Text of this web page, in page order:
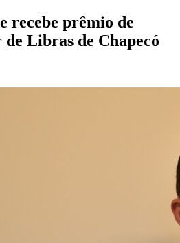
recebe prêmio de
Libras de Chapecó